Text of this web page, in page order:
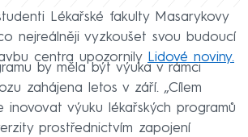
Lékařské fakulty Masarykovy
nejreálněji vyzkoušet svou budoucí
centra upozornily Lidové noviny.
by měla být výuka v rámci
zahájena letos v září. „Cílem
inovovat výuku lékařských programů
prostřednictvím zapojení